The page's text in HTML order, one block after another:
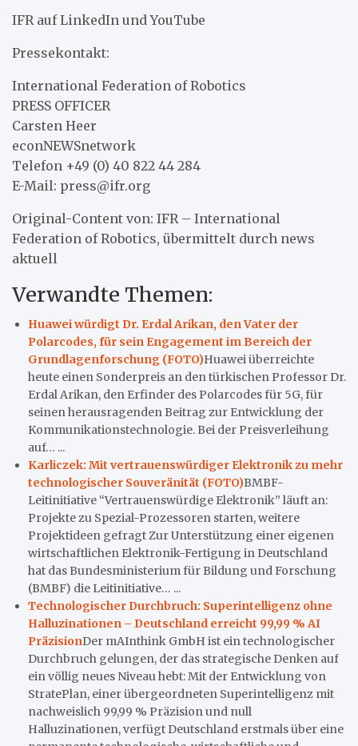
IFR auf LinkedIn und YouTube
Pressekontakt:
International Federation of Robotics
PRESS OFFICER
Carsten Heer
econNEWSnetwork
Telefon +49 (0) 40 822 44 284
E-Mail: press@ifr.org
Original-Content von: IFR – International
Federation of Robotics, übermittelt durch news
aktuell
Verwandte Themen:
Huawei würdigt Dr. Erdal Arikan, den Vater der
Polarcodes, für sein Engagement im Bereich der
Grundlagenforschung (FOTO)Huawei überreichte
heute einen Sonderpreis an den türkischen Professor Dr.
Erdal Arikan, den Erfinder des Polarcodes für 5G, für
seinen herausragenden Beitrag zur Entwicklung der
Kommunikationstechnologie. Bei der Preisverleihung
auf… ...
Karliczek: Mit vertrauenswürdiger Elektronik zu mehr
technologischer Souveränität (FOTO)BMBF-
Leitinitiative “Vertrauenswürdige Elektronik” läuft an:
Projekte zu Spezial-Prozessoren starten, weitere
Projektideen gefragt Zur Unterstützung einer eigenen
wirtschaftlichen Elektronik-Fertigung in Deutschland
hat das Bundesministerium für Bildung und Forschung
(BMBF) die Leitinitiative… ...
Technologischer Durchbruch: Superintelligenz ohne
Halluzinationen – Deutschland erreicht 99,99 % AI
PräzisionDer mAInthink GmbH ist ein technologischer
Durchbruch gelungen, der das strategische Denken auf
ein völlig neues Niveau hebt: Mit der Entwicklung von
StratePlan, einer übergeordneten Superintelligenz mit
nachweislich 99,99 % Präzision und null
Halluzinationen, verfügt Deutschland erstmals über eine